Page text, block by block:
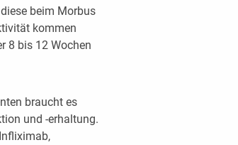
beim Morbus
kommen
8 bis 12 Wochen
braucht es
und -erhaltung.